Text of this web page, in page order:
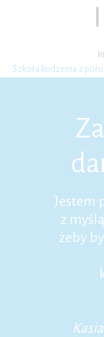
Szkoła Rodzenia z
Jestem
z
żeby